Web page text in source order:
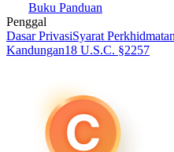
Buku Panduan
Penggal
Dasar PrivasiSyarat Perkhidmatan
Kandungan18 U.S.C. §2257